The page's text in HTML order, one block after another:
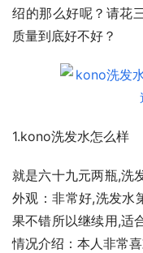
绍的那么好呢？请花
质量到底好不好？
1.kono洗发水怎么样
就是六十九元两瓶,洗
外观：非常好,洗发水
果不错所以继续用,适
情况介绍：本人非常